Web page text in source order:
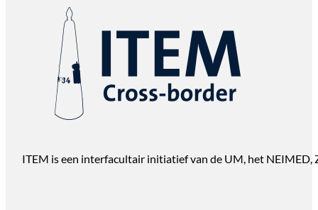
ITEM is een interfacultair initiatief van de UM, het NEIMED,